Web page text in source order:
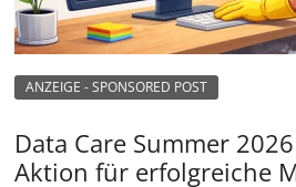
ANZEIGE - SPONSORED POST
Data Care Summer
Aktion für erfolgreiche